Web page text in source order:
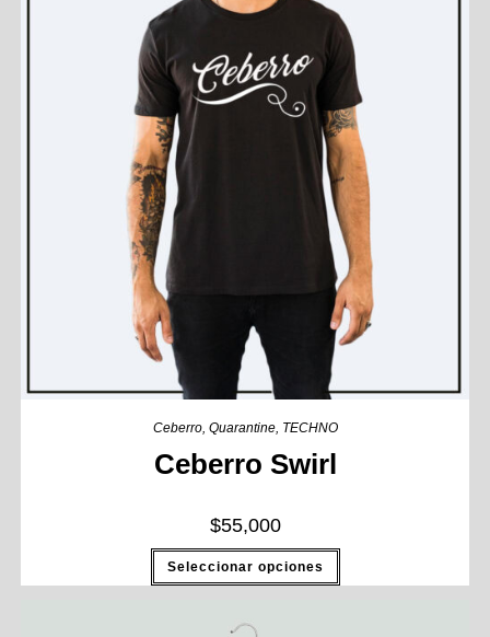
Ceberro, Quarantine, TECHNO
Ceberro Swirl
$55,000
Seleccionar opciones